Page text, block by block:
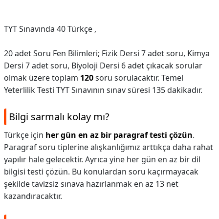
TYT Sınavında 40 Türkçe ,
20 adet Soru Fen Bilimleri; Fizik Dersi 7 adet soru, Kimya
Dersi 7 adet soru, Biyoloji Dersi 6 adet çıkacak sorular
olmak üzere toplam 120soru sorulacaktır. Temel
Yeterlilik Testi TYT Sınavının sınav süresi 135 dakikadır.
Bilgi sarmalı kolay mı?
Türkçe için her gün en az bir paragraf testi çözün.
Paragraf soru tiplerine alışkanlığımız arttıkça daha rahat
yapılır hale gelecektir. Ayrıca yine her gün en az bir dil
bilgisi testi çözün. Bu konulardan soru kaçırmayacak
şekilde tavizsiz sınava hazırlanmak en az 13 net
kazandıracaktır.